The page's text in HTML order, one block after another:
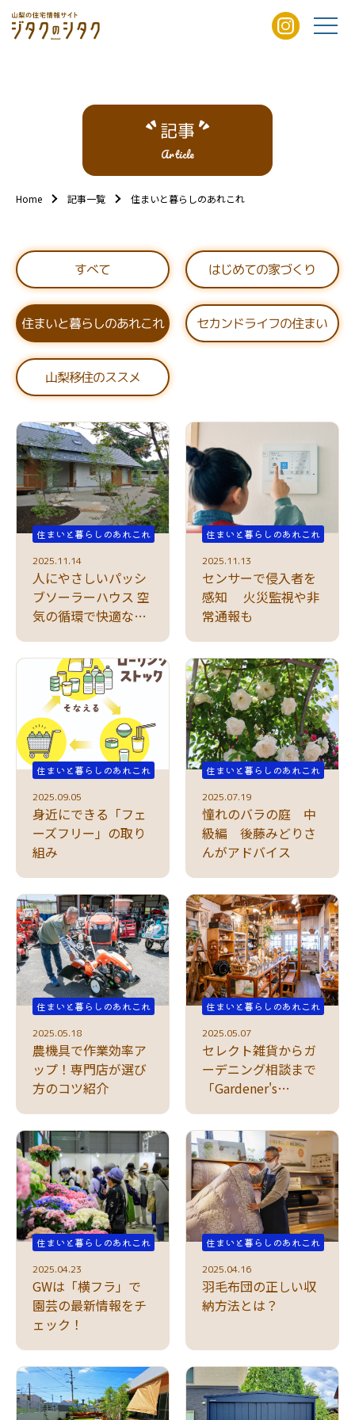
記事
Article
Home 記事一覧 住まいと暮らしのあれこれ
すべて はじめての家づくり
住まいと暮らしのあれこれ セカンドライフの住まい
山梨移住のススメ
住まいと暮らしのあれこれ
2025.11.14
人にやさしいパッシ
ブソーラーハウス 空
気の循環で快適な生
住まいと暮らしのあれこれ
2025.11.13
センサーで侵入者を
感知 火災監視や非
常通報も
住まいと暮らしのあれこれ
2025.09.05
身近にできる「フェ
ーズフリー」の取り
組み
住まいと暮らしのあれこれ
2025.07.19
憧れのバラの庭 中
級編 後藤みどりさ
んがアドバイス
住まいと暮らしのあれこれ
2025.05.18
農機具で作業効率ア
ップ！専門店が選び
方のコツ紹介
住まいと暮らしのあれこれ
2025.05.07
セレクト雑貨からガ
ーデニング相談まで
「Gardener's
住まいと暮らしのあれこれ
2025.04.23
GWは「横フラ」で
園芸の最新情報をチ
ェック！
住まいと暮らしのあれこれ
2025.04.16
羽毛布団の正しい収
納方法とは？